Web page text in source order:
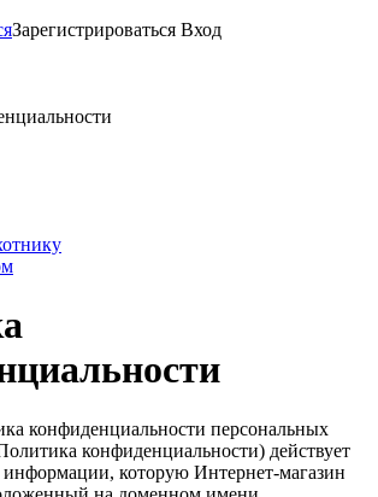
Зарегистрироваться Вход
конфиденциальности персональных
конфиденциальности) действует
которую Интернет-магазин